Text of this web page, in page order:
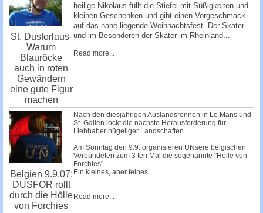
St. Dusforlaus-
Warum
Blauröcke
auch in roten
Gewändern
eine gute Figur
machen
heilige Nikolaus füllt die Stiefel mit Süßigkeiten und
kleinen Geschenken und gibt einen Vorgeschmack
auf das nahe liegende Weihnachtsfest. Der Skater
und im Besonderen der Skater im Rheinland...
Read more...
Belgien 9.9.07:
DUSFOR rollt
durch die Hölle
von Forchies
Nach den diesjährigen Auslandsrennen in Le Mans und
St. Gallen lockt die nächste Herausforderung für
Liebhaber hügeliger Landschaften.
Am Sonntag den 9.9. organisieren UNsere belgischen
Verbündeten zum 3 ten Mal die sogenannte "Hölle von
Forchies".
Ein kleines, aber feines...
Read more...